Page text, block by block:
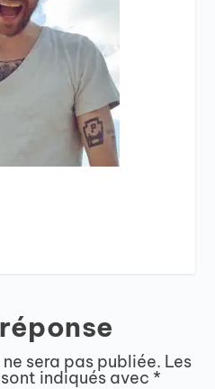
sera pas publiée. Les
indiqués avec *